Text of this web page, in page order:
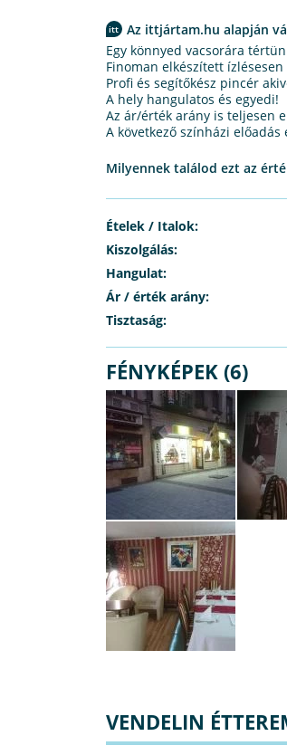
Az ittjártam.hu alapján
Egy könnyed vacsorára
Finoman elkészített
Profi és segítőkész pincér
A hely hangulatos és egyedi!
Az ár/érték arány is teljesen
A következő színházi
Milyennek találod ezt az
Ételek / Italok:
Kiszolgálás:
Hangulat:
Ár / érték arány:
Tisztaság:
FÉNYKÉPEK (6)
VENDELIN